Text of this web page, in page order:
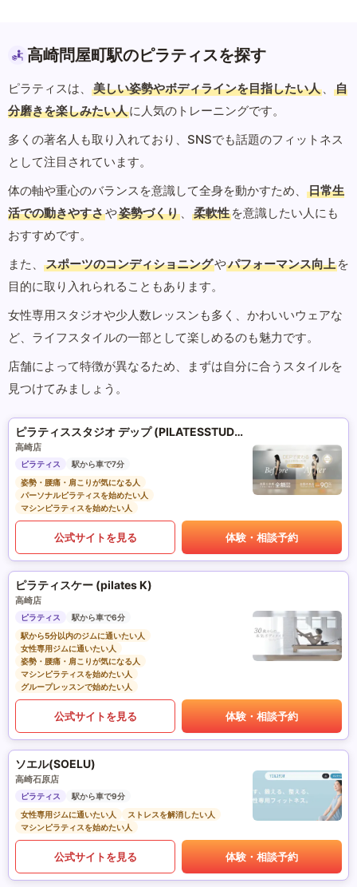
高崎問屋町駅のピラティスを探す
ピラティスは、 美しい姿勢やボディラインを目指したい人 、
自
分磨きを楽しみたい人に人気のトレーニングです。
多くの著名人も取り入れており、SNSでも話題のフィットネス
として注目されています。
体の軸や重心のバランスを意識して全身を動かすため、
日常生
活での動きやすさや姿勢づくり 、 柔軟性 を意識したい人にも
おすすめです。
また、
スポーツのコンディショニングやパフォーマンス向上 を
目的に取り入れられることもあります。
女性専用スタジオや少人数レッスンも多く、かわいいウェアな
ど、ライフスタイルの一部として楽しめるのも魅力です。
店舗によって特徴が異なるため、まずは自分に合うスタイルを
見つけてみましょう。
ピラティススタジオ デップ (PILATESSTUDIO DEP)
高崎店
ピラティス
駅から車で7分
姿勢・腰痛・肩こりが気になる人
パーソナルピラティスを始めたい人
マシンピラティスを始めたい人
公式サイトを見る 体験・相談予約
ピラティスケー (pilates K)
高崎店
ピラティス
駅から車で6分
駅から5分以内のジムに通いたい人
女性専用ジムに通いたい人
姿勢・腰痛・肩こりが気になる人
マシンピラティスを始めたい人
グループレッスンで始めたい人
公式サイトを見る 体験・相談予約
ソエル(SOELU)
高崎石原店
ピラティス
駅から車で9分
女性専用ジムに通いたい人
ストレスを解消したい人
マシンピラティスを始めたい人
公式サイトを見る 体験・相談予約